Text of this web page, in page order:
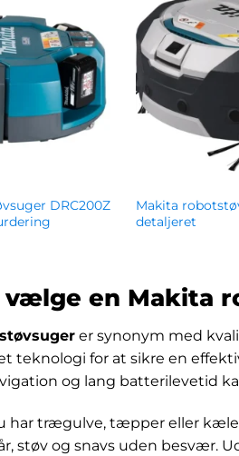
DRC200Z
Makita
detaljeret
en Makita
er synonym med
teknologi for at sikre en
og lang batterilevetid
har trægulve, tæpper eller
støv og snavs uden besvær.